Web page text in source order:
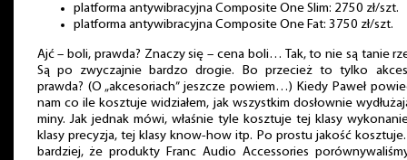
platforma antywibracyjna Composite One Slim: 2750 zł/szt.
platforma antywibracyjna Composite One Fat: 3750 zł/szt.
Ajć – boli, prawda? Znaczy się – cena boli… Tak, to nie są tanie
Są po zwyczajnie bardzo drogie. Bo przecież to tylko
prawda? (O „akcesoriach” jeszcze powiem…) Kiedy Paweł
nam co ile kosztuje widziałem, jak wszystkim dosłownie
miny. Jak jednak mówi, właśnie tyle kosztuje tej klasy
klasy precyzja, tej klasy know-how itp. Po prostu jakość kosztuje.
bardziej, że produkty Franc Audio Accessories